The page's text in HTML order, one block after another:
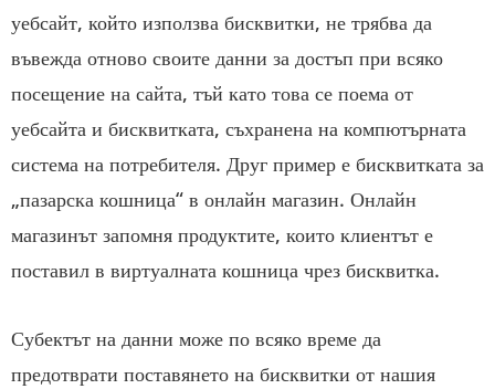
уебсайт, който използва бисквитки, не трябва да
въвежда отново своите данни за достъп при всяко
посещение на сайта, тъй като това се поема от
уебсайта и бисквитката, съхранена на компютърната
система на потребителя. Друг пример е бисквитката за
„пазарска кошница“ в онлайн магазин. Онлайн
магазинът запомня продуктите, които клиентът е
поставил в виртуалната кошница чрез бисквитка.
Субектът на данни може по всяко време да
предотврати поставянето на бисквитки от нашия